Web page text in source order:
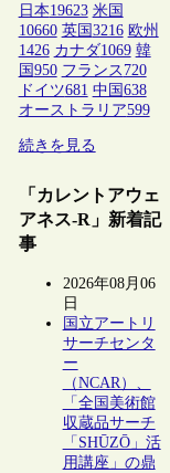
日本19623 米国
10660 英国 3216 欧州
1426 カナダ1069 韓
国 950 フランス 720
ドイツ681 中国 638
オーストラリア599
続きを見る
「カレントアウェ
アネス-R」新着記
事
2026年08月06
日
国立アートリ
サーチセンタ
ー
（NCAR）、
「全国美術館
収蔵品サーチ
「SHŪZŌ」活
用講座」の鼎